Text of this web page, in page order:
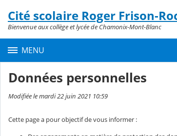
Contenu
Cité scolaire Roger Frison-
Bienvenue aux collège et lycée de Chamonix-Mont-Blanc
MENU
Données personnelles
Modifiée le mardi 22 juin 2021 10:59
Cette page a pour objectif de vous informer :